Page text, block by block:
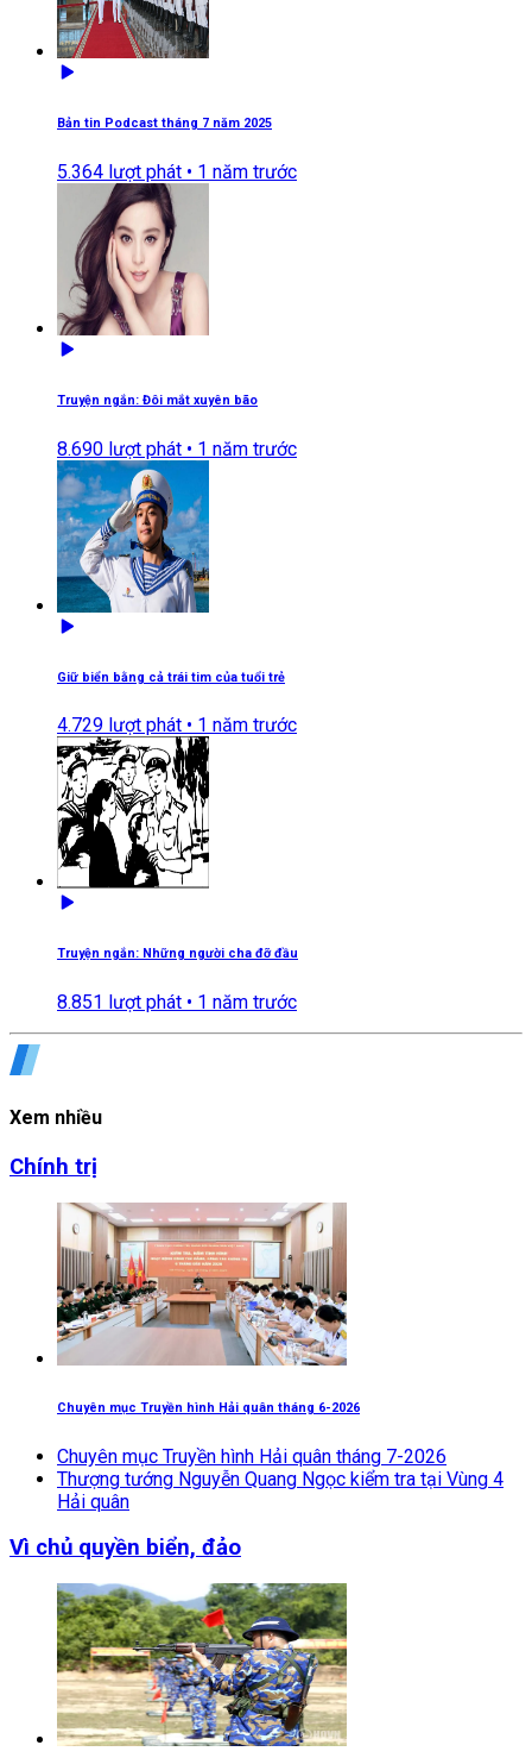
Bản tin Podcast tháng 7 năm 2025
5.364 lượt phát • 1 năm trước
Truyện ngắn: Đôi mắt xuyên bão
8.690 lượt phát • 1 năm trước
Giữ biển bằng cả trái tim của tuổi trẻ
4.729 lượt phát • 1 năm trước
Truyện ngắn: Những người cha đỡ đầu
8.851 lượt phát • 1 năm trước
Xem nhiều
Chính trị
Chuyên mục Truyền hình Hải quân tháng 6-2026
Chuyên mục Truyền hình Hải quân tháng 7-2026
Thượng tướng Nguyễn Quang Ngọc kiểm tra tại Vùng 4
Hải quân
Vì chủ quyền biển, đảo